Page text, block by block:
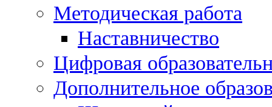
Методическая работа
Наставничество
Цифровая
Дополнительное